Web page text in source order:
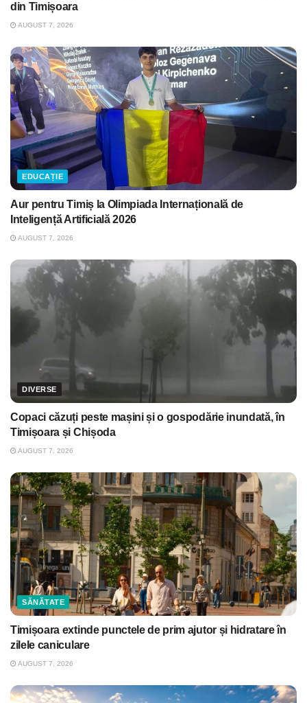
din Timișoara
AUGUST 7, 2026
EDUCAȚIE
Aur pentru Timiș la Olimpiada Internațională de
Inteligență Artificială 2026
AUGUST 7, 2026
DIVERSE
Copaci căzuți peste mașini și o gospodărie inundată, în
Timișoara și Chișoda
AUGUST 7, 2026
SĂNĂTATE
Timișoara extinde punctele de prim ajutor și hidratare în
zilele caniculare
AUGUST 7, 2026